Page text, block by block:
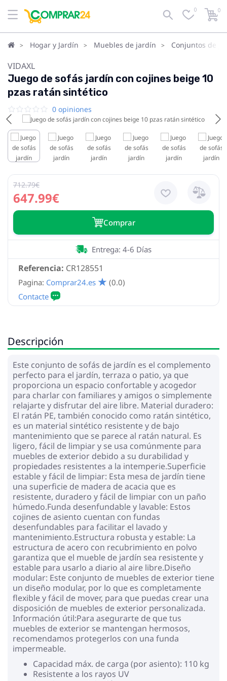
0 0
Hogar y Jardín Muebles de jardín Conjuntos de
VIDAXL
Juego de sofás jardín con cojines beige 10
pzas ratán sintético
0 opiniones
647.99€
712.79€
Сomprar
Referencia: CR128551
Entrega: 4-6 Días
Pagina: Comprar24.es (0.0)
Descripción
Este conjunto de sofás de jardín es el complemento
perfecto para el jardín, terraza o patio, ya que
proporciona un espacio confortable y acogedor
para charlar con familiares y amigos o simplemente
relajarte y disfrutar del aire libre. Material duradero:
El ratán PE, también conocido como ratán sintético,
es un material sintético resistente y de bajo
mantenimiento que se parece al ratán natural. Es
ligero, fácil de limpiar y se usa comúnmente para
muebles de exterior debido a su durabilidad y
propiedades resistentes a la intemperie.Superficie
estable y fácil de limpiar: Esta mesa de jardín tiene
una superficie de madera de acacia que es
resistente, duradero y fácil de limpiar con un paño
húmedo.Funda desenfundable y lavable: Estos
cojines de asiento cuentan con fundas
desenfundables para facilitar el lavado y
mantenimiento.Estructura robusta y estable: La
estructura de acero con recubrimiento en polvo
garantiza que el mueble de jardín sea resistente y
estable para usarlo a diario al aire libre.Diseño
modular: Este conjunto de muebles de exterior tiene
un diseño modular, por lo que es completamente
flexible y fácil de mover, para que puedas crear una
disposición de muebles de exterior personalizada.
Información útil:Para asegurarte de que tus
muebles de exterior se mantengan hermosos,
recomendamos protegerlos con una funda
impermeable.
Capacidad máx. de carga (por asiento): 110 kg
Resistente a los rayos UV